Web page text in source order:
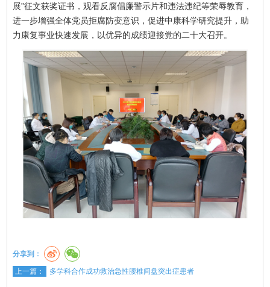
展”征文获奖证书，观看反腐倡廉警示片和违法违纪等荣辱教育，
进一步增强全体党员拒腐防变意识，促进中康科学研究提升，助
力康复事业快速发展，以优异的成绩迎接党的二十大召开。
分享到：
上一篇： 多学科合作成功救治急性腰椎间盘突出症患者